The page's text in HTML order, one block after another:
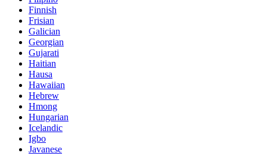
Finnish
Frisian
Galician
Georgian
Gujarati
Haitian
Hausa
Hawaiian
Hebrew
Hmong
Hungarian
Icelandic
Igbo
Javanese